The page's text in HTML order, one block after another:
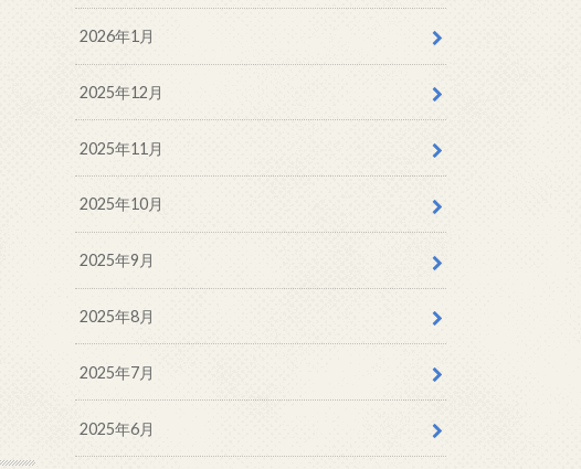
2026年1月
2025年12月
2025年11月
2025年10月
2025年9月
2025年8月
2025年7月
2025年6月